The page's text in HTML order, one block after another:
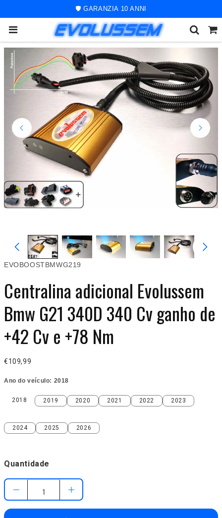
🚀 ORDINE SPEDITO ENTRO 48 ORE
EVOBOOSTBMWG219
Centralina adicional Evolussem
Bmw G21 340D 340 Cv ganho de
+42 Cv e +78 Nm
€109,99
Ano do veículo: 2018
2018
2018 2019
2019 2020
2020 2021
2021 2022
2022 2023
2023
2024
2024 2025
2025 2026
2026
Quantidade